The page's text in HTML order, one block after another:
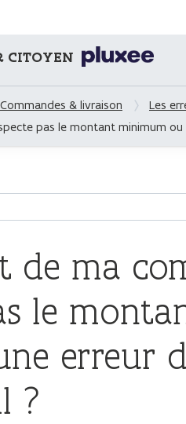
CITOYEN
Commandes & livraison
Les
pas le montant minimum
ma
le
erreur
?